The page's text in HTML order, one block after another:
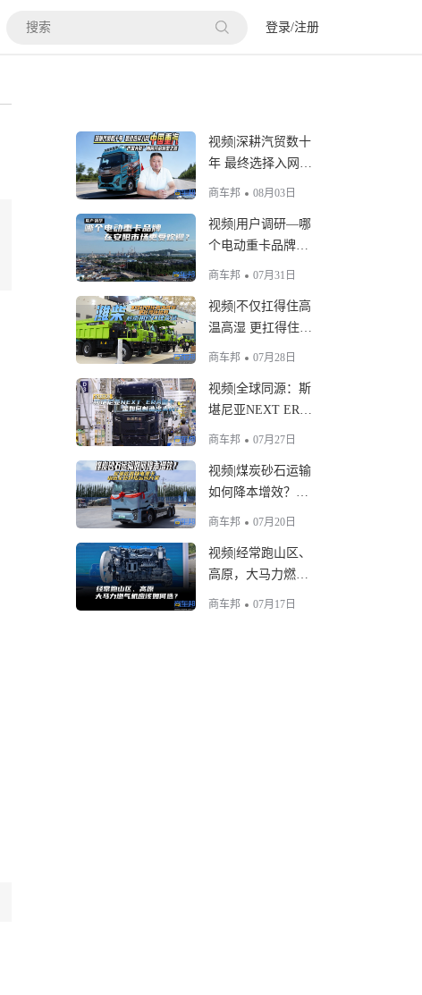
登录/注册
视频|深耕汽贸数十
年 最终选择入网中
国重汽 “巴盟大叔”
商车邦 08月03日
视频|用户调研—哪
个电动重卡品牌在
安阳市场更受欢
商车邦 07月31日
视频|不仅扛得住高
温高湿 更扛得住信
赖 潍柴越南用户口
商车邦 07月28日
视频|全球同源：斯
堪尼亚NEXT ERA
重卡是如何制造出
商车邦 07月27日
视频|煤炭砂石运输
如何降本增效？犀
重底置换电重卡给
案
商车邦 07月20日
视频|经常跑山区、
高原，大马力燃气
机应该如何选？
商车邦 07月17日